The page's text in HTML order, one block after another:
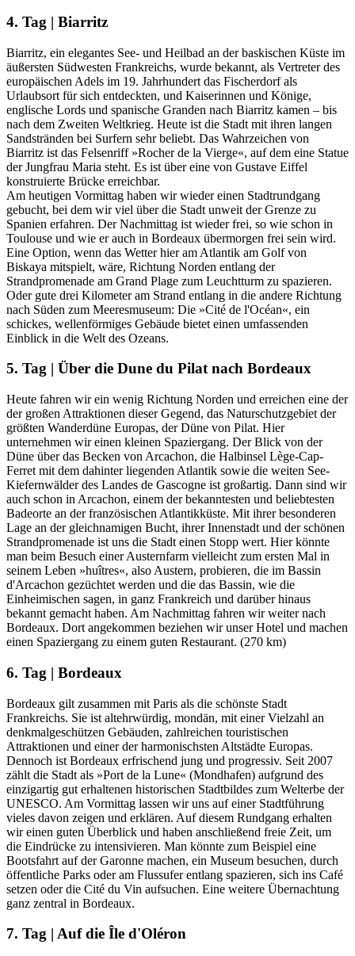
4. Tag | Biarritz
Biarritz, ein elegantes See- und Heilbad an der baskischen Küste im
äußersten Südwesten Frankreichs, wurde bekannt, als Vertreter des
europäischen Adels im 19. Jahrhundert das Fischerdorf als
Urlaubsort für sich entdeckten, und Kaiserinnen und Könige,
englische Lords und spanische Granden nach Biarritz kamen – bis
nach dem Zweiten Weltkrieg. Heute ist die Stadt mit ihren langen
Sandstränden bei Surfern sehr beliebt. Das Wahrzeichen von
Biarritz ist das Felsenriff »Rocher de la Vierge«, auf dem eine Statue
der Jungfrau Maria steht. Es ist über eine von Gustave Eiffel
konstruierte Brücke erreichbar.
Am heutigen Vormittag haben wir wieder einen Stadtrundgang
gebucht, bei dem wir viel über die Stadt unweit der Grenze zu
Spanien erfahren. Der Nachmittag ist wieder frei, so wie schon in
Toulouse und wie er auch in Bordeaux übermorgen frei sein wird.
Eine Option, wenn das Wetter hier am Atlantik am Golf von
Biskaya mitspielt, wäre, Richtung Norden entlang der
Strandpromenade am Grand Plage zum Leuchtturm zu spazieren.
Oder gute drei Kilometer am Strand entlang in die andere Richtung
nach Süden zum Meeresmuseum: Die »Cité de l'Océan«, ein
schickes, wellenförmiges Gebäude bietet einen umfassenden
Einblick in die Welt des Ozeans.
5. Tag | Über die Dune du Pilat nach Bordeaux
Heute fahren wir ein wenig Richtung Norden und erreichen eine der
der großen Attraktionen dieser Gegend, das Naturschutzgebiet der
größten Wanderdüne Europas, der Düne von Pilat. Hier
unternehmen wir einen kleinen Spaziergang. Der Blick von der
Düne über das Becken von Arcachon, die Halbinsel Lège-Cap-
Ferret mit dem dahinter liegenden Atlantik sowie die weiten See-
Kiefernwälder des Landes de Gascogne ist großartig. Dann sind wir
auch schon in Arcachon, einem der bekanntesten und beliebtesten
Badeorte an der französischen Atlantikküste. Mit ihrer besonderen
Lage an der gleichnamigen Bucht, ihrer Innenstadt und der schönen
Strandpromenade ist uns die Stadt einen Stopp wert. Hier könnte
man beim Besuch einer Austernfarm vielleicht zum ersten Mal in
seinem Leben »huîtres«, also Austern, probieren, die im Bassin
d'Arcachon gezüchtet werden und die das Bassin, wie die
Einheimischen sagen, in ganz Frankreich und darüber hinaus
bekannt gemacht haben. Am Nachmittag fahren wir weiter nach
Bordeaux. Dort angekommen beziehen wir unser Hotel und machen
einen Spaziergang zu einem guten Restaurant. (270 km)
6. Tag | Bordeaux
Bordeaux gilt zusammen mit Paris als die schönste Stadt
Frankreichs. Sie ist altehrwürdig, mondän, mit einer Vielzahl an
denkmalgeschützen Gebäuden, zahlreichen touristischen
Attraktionen und einer der harmonischsten Altstädte Europas.
Dennoch ist Bordeaux erfrischend jung und progressiv. Seit 2007
zählt die Stadt als »Port de la Lune« (Mondhafen) aufgrund des
einzigartig gut erhaltenen historischen Stadtbildes zum Welterbe der
UNESCO. Am Vormittag lassen wir uns auf einer Stadtführung
vieles davon zeigen und erklären. Auf diesem Rundgang erhalten
wir einen guten Überblick und haben anschließend freie Zeit, um
die Eindrücke zu intensivieren. Man könnte zum Beispiel eine
Bootsfahrt auf der Garonne machen, ein Museum besuchen, durch
öffentliche Parks oder am Flussufer entlang spazieren, sich ins Café
setzen oder die Cité du Vin aufsuchen. Eine weitere Übernachtung
ganz zentral in Bordeaux.
7. Tag | Auf die Île d'Oléron